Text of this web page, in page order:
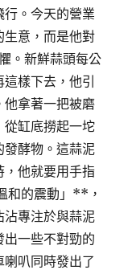
。今天的營業
生意，而是他對
。新鮮蒜頭每公
樣下去，他引
他拿著一把被磨
從缸底撈起一坨
發酵物。這蒜泥
，他就要用手指
和的震動」**，
沾專注於與蒜泥
一些不對勁的
叭同時發出了